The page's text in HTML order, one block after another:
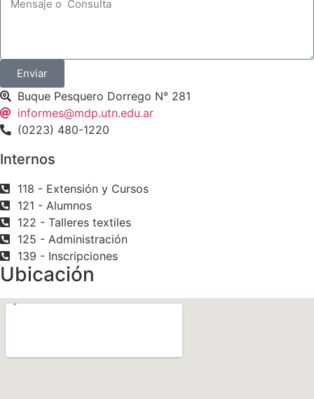
Enviar
Buque Pesquero Dorrego N° 281
informes@mdp.utn.edu.ar
(0223) 480-1220
Internos
118 - Extensión y Cursos
121 - Alumnos
122 - Talleres textiles
125 - Administración
139 - Inscripciones
Ubicación